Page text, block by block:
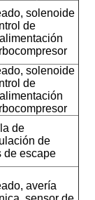
solenoide
de
solenoide
de
de
de
de escape
avería